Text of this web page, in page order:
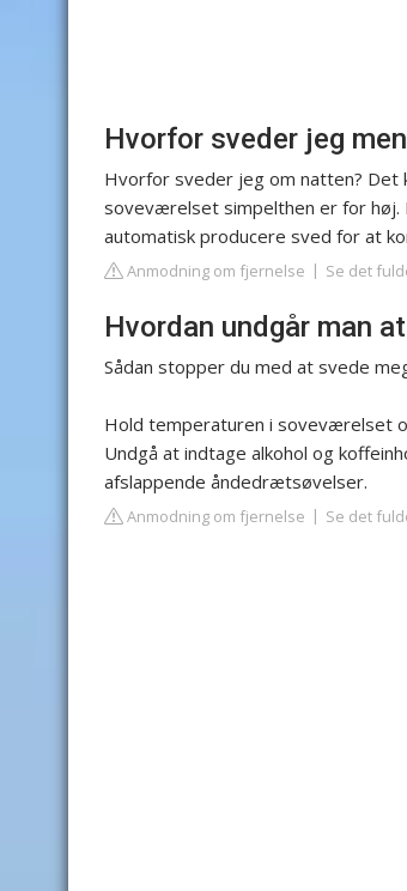
Hvorfor sveder jeg
Hvorfor sveder jeg om natten? Det
soveværelset simpelthen er for høj.
automatisk producere sved for at
Anmodning om fjernelse Se det
Hvordan undgår man
Sådan stopper du med at svede
Hold temperaturen i soveværelset
Undgå at indtage alkohol og
afslappende åndedrætsøvelser.
Anmodning om fjernelse Se det